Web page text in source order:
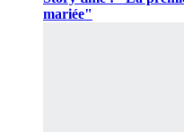
mariée"